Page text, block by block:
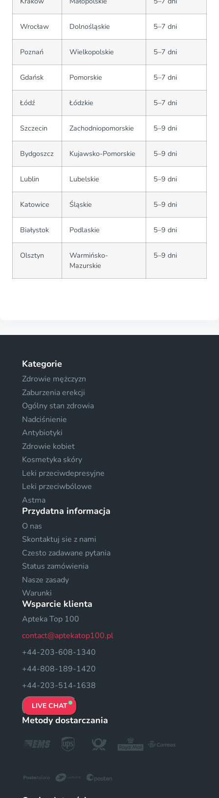
Wrocław Dolnośląskie 5–7 dni
Poznań Wielkopolskie 5–7 dni
Gdańsk Pomorskie 5–7 dni
Łódź Łódzkie 5–7 dni
Szczecin Zachodniopomorskie 5–9 dni
Bydgoszcz Kujawsko-Pomorskie 5–9 dni
Lublin Lubelskie 5–9 dni
Katowice Śląskie 5–9 dni
Białystok Podlaskie 5–9 dni
Olsztyn
Warmińsko-
Mazurskie
5–9 dni
Kategorie
Zdrowie mężczyzn
Zaburzenia erekcji
Ogólny stan zdrowia
Nadciśnienie
Antybiotyki
Zdrowie kobiet
Kosmetyka skóry
Leki przeciwdepresyjne
Leki przeciwbólowe
Astma
Przydatna informacja
O nas
Skontaktuj sie z nami
Czesto zadawane pytania
Status zamówienia
Nasze zasady
Warunki
Wsparcie klienta
Apteka Top 100
contact@aptekatop100.pl
+44-203-608-1340
+44-808-189-1420
+44-203-514-1638
LIVE CHAT
Metody dostarczania